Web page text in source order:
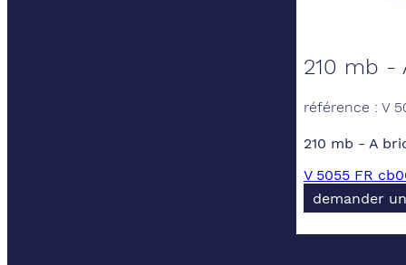
210 mb -
référence : V
210 mb - A
V 5055 FR
demander